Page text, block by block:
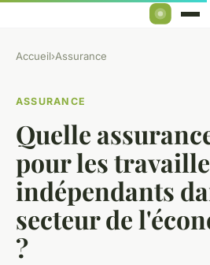
Accueil›Assurance
ASSURANCE
Quelle
pour les
indépendants
secteur de
?